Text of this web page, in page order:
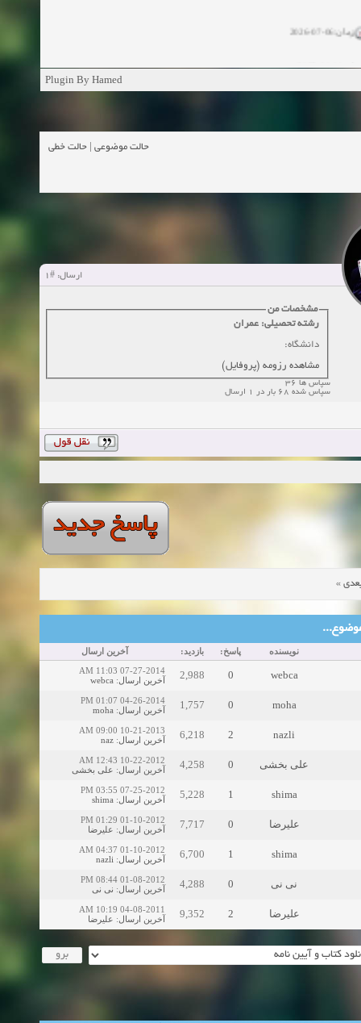
زمان:10-13-2024
زمان:10-11-2024
Plugin By Hamed
حالت موضوعی حالت خطی
ارسال: #1
مشخصات من
رشته تحصیلی: عمران
دانشگاه:
مشاهده رزومه (پروفایل)
سپاس ها 36
سپاس شده 68 بار در 1 ارسال
»
نویسنده پاسخ: بازدید: آخرین ارسال
webca
0
2,988
07-27-2014 11:03 AM
آخرین ارسال:
webca
moha
0
1,757
04-26-2014 01:07 PM
آخرین ارسال:
moha
nazli
2
6,218
10-21-2013 09:00 AM
آخرین ارسال:
naz
علی بخشی 0
4,258
10-22-2012 12:43 AM
آخرین ارسال: علی بخشی
shima
1
5,228
07-25-2012 03:55 PM
آخرین ارسال:
shima
علیرضا 0
7,717
01-10-2012 01:29 PM
آخرین ارسال: علیرضا
shima
1
6,700
01-10-2012 04:37 AM
آخرین ارسال:
nazli
نی نی 0
4,288
01-08-2012 08:44 PM
آخرین ارسال: نی نی
علیرضا 2
9,352
04-08-2011 10:19 AM
آخرین ارسال: علیرضا